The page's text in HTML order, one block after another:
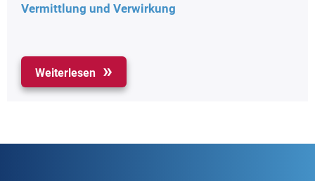
Vermittlung und Verwirkung
Weiterlesen